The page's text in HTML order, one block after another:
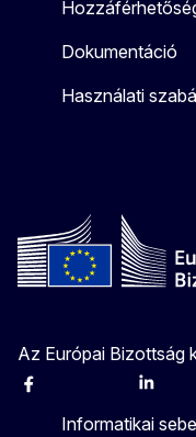
Dokumentáció
Használati
Az Európai Bizottság
Facebook Linkedin
Informatikai